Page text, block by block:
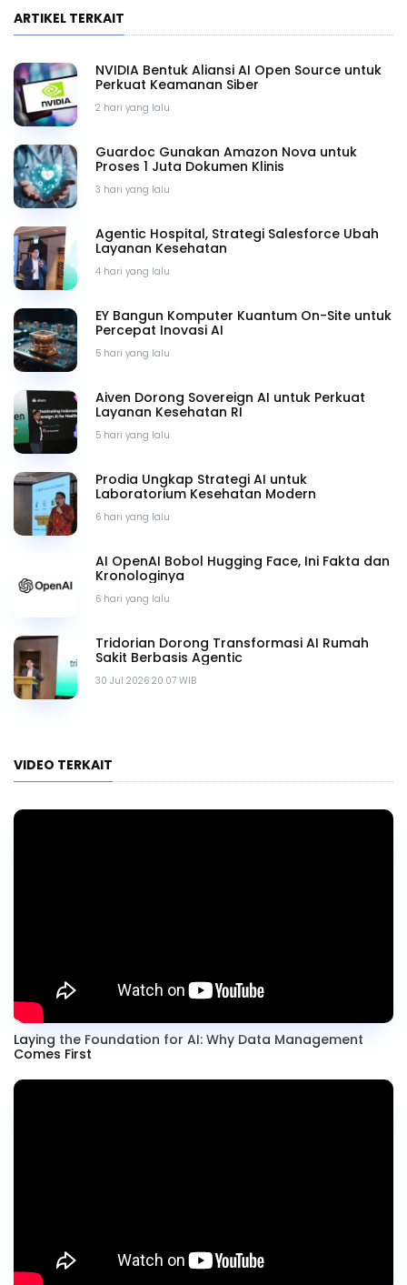
ARTIKEL TERKAIT
2 hari yang lalu
NVIDIA Bentuk Aliansi AI Open Source untuk
Perkuat Keamanan Siber
3 hari yang lalu
Guardoc Gunakan Amazon Nova untuk
Proses 1 Juta Dokumen Klinis
4 hari yang lalu
Agentic Hospital, Strategi Salesforce Ubah
Layanan Kesehatan
5 hari yang lalu
EY Bangun Komputer Kuantum On-Site untuk
Percepat Inovasi AI
5 hari yang lalu
Aiven Dorong Sovereign AI untuk Perkuat
Layanan Kesehatan RI
6 hari yang lalu
Prodia Ungkap Strategi AI untuk
Laboratorium Kesehatan Modern
6 hari yang lalu
AI OpenAI Bobol Hugging Face, Ini Fakta dan
Kronologinya
30 Jul 2026 20.07 WIB
Tridorian Dorong Transformasi AI Rumah
Sakit Berbasis Agentic
VIDEO TERKAIT
Laying the Foundation for AI: Why Data Management
Comes First